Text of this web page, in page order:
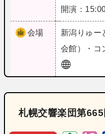
開演：
会場 新潟 りゅー
会館）・コ
札幌交響楽団第